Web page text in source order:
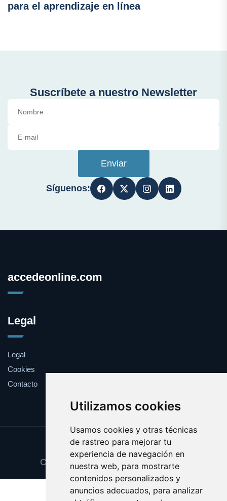
Utilizamos cookies
Usamos cookies y otras técnicas
de rastreo para mejorar tu
experiencia de navegación en
nuestra web, para mostrarte
contenidos personalizados y
anuncios adecuados, para analizar
para el aprendizaje en línea
Suscríbete a nuestro Newsletter
Enviar
Síguenos:
accedeonline.com
Legal
Legal
Cookies
Contacto
Update cookies preferences
Copyright © 2025 accedeonline.com